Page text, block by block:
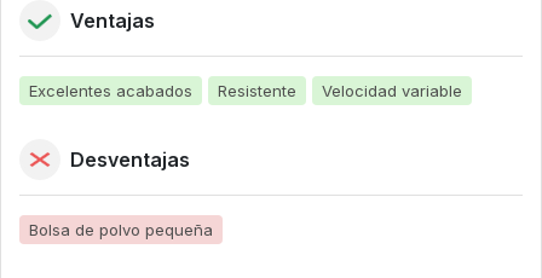
Ventajas
Excelentes acabados Resistente Velocidad variable
Desventajas
Bolsa de polvo pequeña